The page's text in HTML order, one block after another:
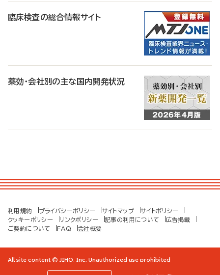
臨床検査の総合情報サイト
薬効・会社別の主な国内開発状況
利用規約 プライバシーポリシー サイトマップ
サイトポリシー
クッキーポリシー
リンクポリシー 記事の利用について
広告掲載
ご契約について
FAQ 会社概要
All site content © JIHO, Inc. Unauthorized use prohibited